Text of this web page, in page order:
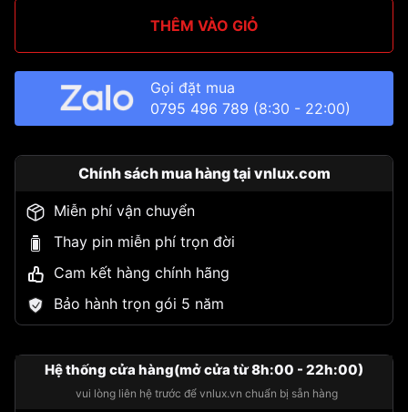
THÊM VÀO GIỎ
Gọi đặt mua
0795 496 789 (8:30 - 22:00)
Chính sách mua hàng tại vnlux.com
Miễn phí vận chuyển
Thay pin miễn phí trọn đời
Cam kết hàng chính hãng
Bảo hành trọn gói 5 năm
Hệ thống cửa hàng(mở cửa từ 8h:00 - 22h:00)
vui lòng liên hệ trước để vnlux.vn chuẩn bị sẵn hàng